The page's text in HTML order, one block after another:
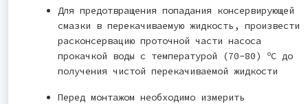
Для предотвращения попадания консервирующей
смазки в перекачиваемую жидкость, произвести
расконсервацию проточной части насоса
прокачкой воды с температурой (70-80)
oС до
получения чистой перекачиваемой жидкости
Перед монтажом необходимо измерить